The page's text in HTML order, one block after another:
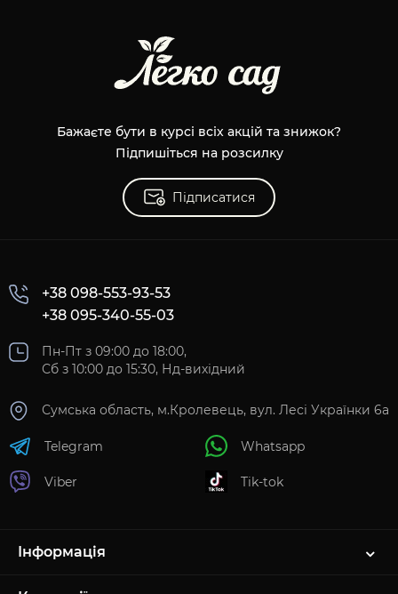
Бажаєте бути в курсі всіх акцій та знижок?
Підпишіться на розсилку
Підписатися
+38 098-553-93-53
+38 095-340-55-03
Пн-Пт з 09:00 до 18:00,
Сб з 10:00 до 15:30, Нд-вихідний
Сумська область, м.Кролевець, вул. Лесі Українки 6а
Telegram
Viber
Whatsapp
Tik-tok
Інформація